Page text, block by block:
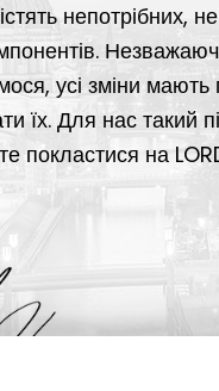
непотрібних,
усі зміни
їх. Для нас такий
покластися на